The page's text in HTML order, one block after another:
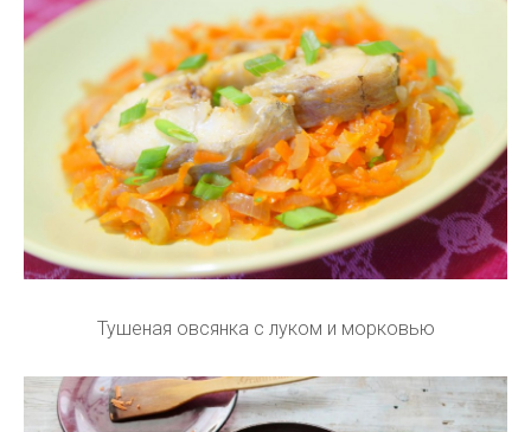
Тушеная овсянка с луком и морковью